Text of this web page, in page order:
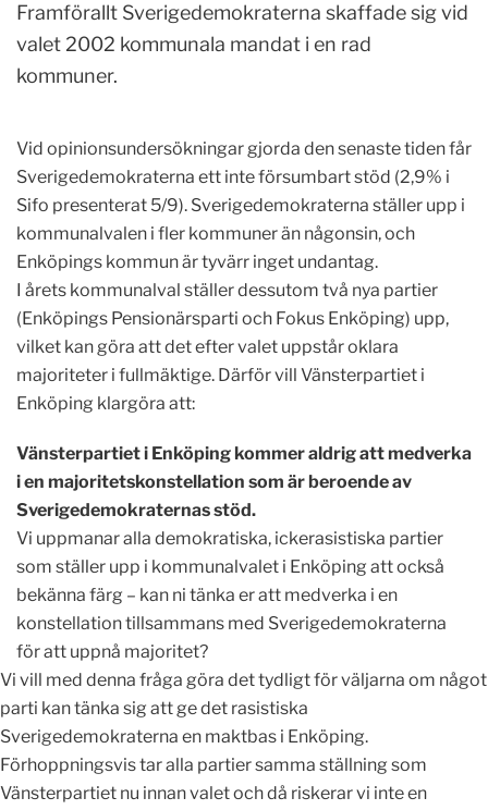
Framförallt Sverigedemokraterna skaffade sig vid
valet 2002 kommunala mandat i en rad
kommuner.
Vid opinionsundersökningar gjorda den senaste tiden får
Sverigedemokraterna ett inte försumbart stöd (2,9% i
Sifo presenterat 5/9). Sverigedemokraterna ställer upp i
kommunalvalen i fler kommuner än någonsin, och
Enköpings kommun är tyvärr inget undantag.
I årets kommunalval ställer dessutom två nya partier
(Enköpings Pensionärsparti och Fokus Enköping) upp,
vilket kan göra att det efter valet uppstår oklara
majoriteter i fullmäktige. Därför vill Vänsterpartiet i
Enköping klargöra att:
Vänsterpartiet i Enköping kommer aldrig att medverka
i en majoritetskonstellation som är beroende av
Sverigedemokraternas stöd.
Vi uppmanar alla demokratiska, ickerasistiska partier
som ställer upp i kommunalvalet i Enköping att också
bekänna färg – kan ni tänka er att medverka i en
konstellation tillsammans med Sverigedemokraterna
för att uppnå majoritet?
Vi vill med denna fråga göra det tydligt för väljarna om något
parti kan tänka sig att ge det rasistiska
Sverigedemokraterna en maktbas i Enköping.
Förhoppningsvis tar alla partier samma ställning som
Vänsterpartiet nu innan valet och då riskerar vi inte en